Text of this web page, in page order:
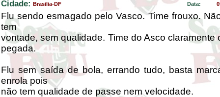
Cidade: Brasilia-DF Data:
Flu sendo esmagado pelo Vasco. Time frouxo.
tem
vontade, sem qualidade. Time do Asco claramente
pegada.
Flu sem saída de bola, errando tudo, basta
enrola pois
não tem qualidade de passe nem velocidade.